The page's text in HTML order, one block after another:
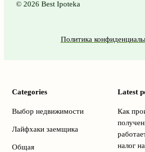
© 2026 Best Ipoteka
Политика
Categories
Выбор недвижимости
Лайфхаки заемщика
Общая
Latest
Как
налог